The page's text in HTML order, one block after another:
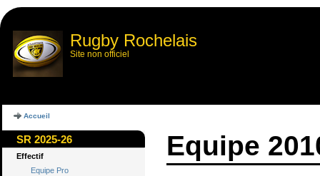
Rugby Rochelais
Site non officiel
Accueil
SR 2025-26
Effectif
Equipe Pro
Equipe